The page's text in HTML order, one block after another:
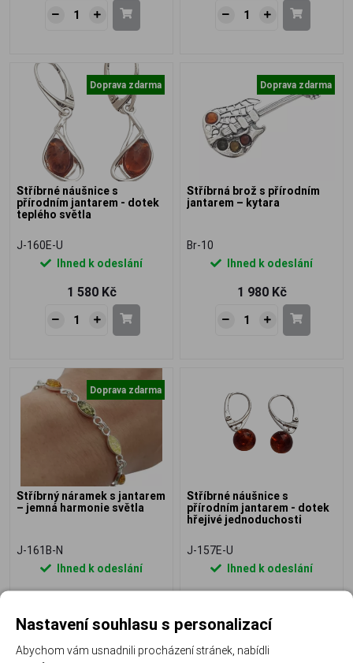
Doprava zdarma
Stříbrné náušnice s
přírodním jantarem - dotek
teplého světla
J-160E-U
Ihned k odeslání
1 580 Kč
Doprava zdarma
Stříbrná brož s přírodním
jantarem – kytara
Br-10
Ihned k odeslání
1 980 Kč
Doprava zdarma
Stříbrný náramek s jantarem
– jemná harmonie světla
J-161B-N
Ihned k odeslání
2 690 Kč
Stříbrné náušnice s
přírodním jantarem - dotek
hřejivé jednoduchosti
J-157E-U
Ihned k odeslání
890 Kč
Nastavení souhlasu s personalizací
Abychom vám usnadnili procházení stránek, nabídli